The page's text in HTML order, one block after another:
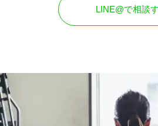
LINE@で相談